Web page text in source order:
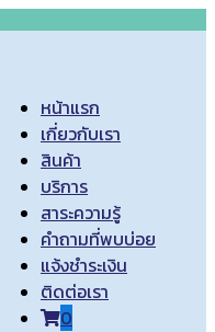
หน้าแรก
เกี่ยวกับเรา
สินค้า
บริการ
สาระความรู้
คำถามที่พบบ่อย
แจ้งชำระเงิน
ติดต่อเรา
0